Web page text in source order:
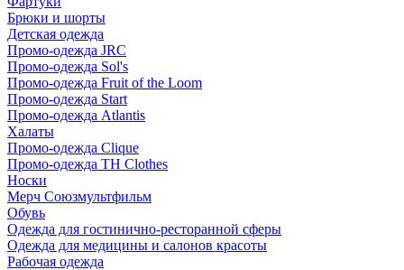
Брюки и шорты
Детская одежда
Промо-одежда JRC
Промо-одежда Sol's
Промо-одежда Fruit of the Loom
Промо-одежда Start
Промо-одежда Atlantis
Халаты
Промо-одежда Clique
Промо-одежда TH Clothes
Носки
Мерч Союзмультфильм
Обувь
Одежда для гостинично-ресторанной сферы
Одежда для медицины и салонов красоты
Рабочая одежда